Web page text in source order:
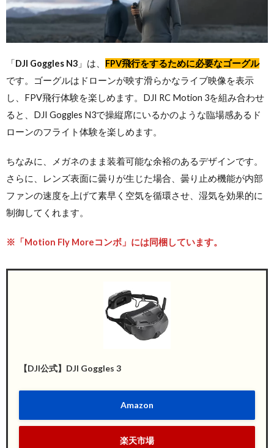
「DJI Goggles N3 」は、 FPV飛行をするために必要なゴーグル
です。ゴーグルはドローンが映す滑らかなライブ映像を表示
し、FPV飛行体験を楽しめます。DJI RC Motion 3を組み合わせ
ると、DJI Goggles N3で操縦席にいるかのような臨場感あるド
ローンのフライト体験を楽しめます。
ちなみに、メガネのまま装着可能な余裕のあるデザインです。
さらに、レンズ表面に曇りが生じた場合、曇り止め機能が内部
ファンの速度を上げて素早く空気を循環させ、湿気を効果的に
制御してくれます。
※「Motion Fly Moreコンボ」には同梱しています。
【DJI公式】DJI Goggles 3
Amazon
楽天市場